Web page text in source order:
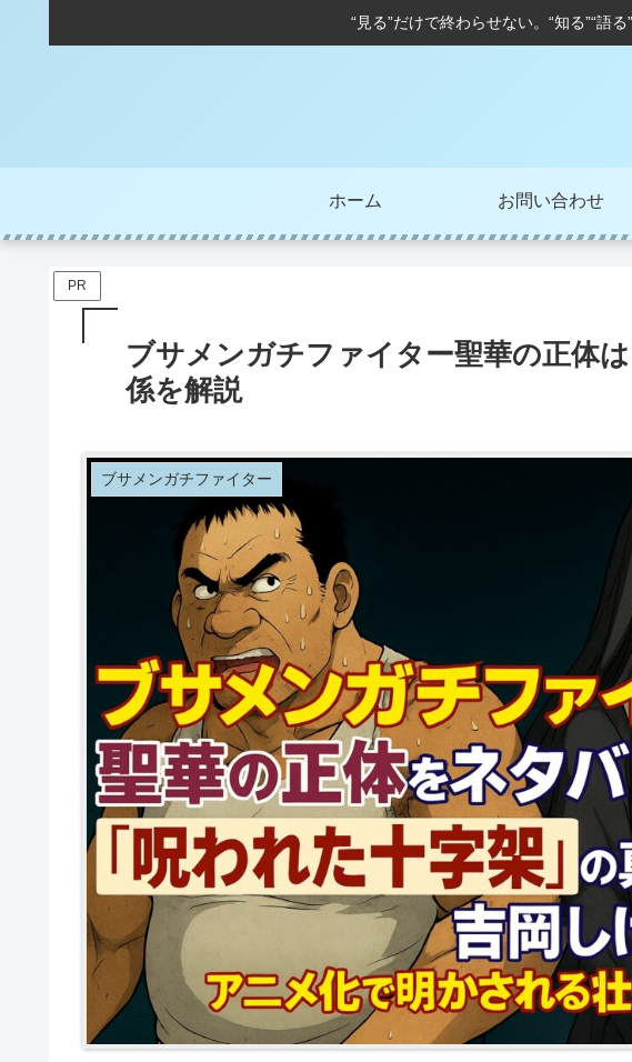
“見る”だけで終わらせない。“知る”“語
ホーム お問い合わせ
PR
ブサメンガチファイター聖華の正体
係を解説
ブサメンガチファイター